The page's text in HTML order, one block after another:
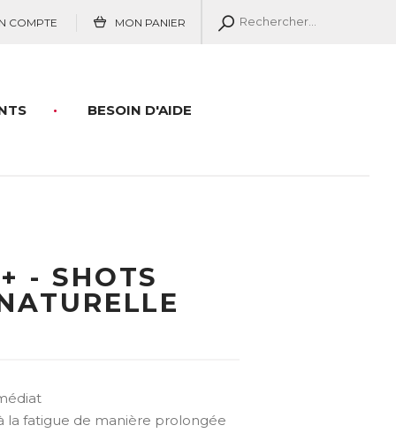
COMPTE MON PANIER
BESOIN D'AIDE
- SHOTS
la fatigue de manière prolongée